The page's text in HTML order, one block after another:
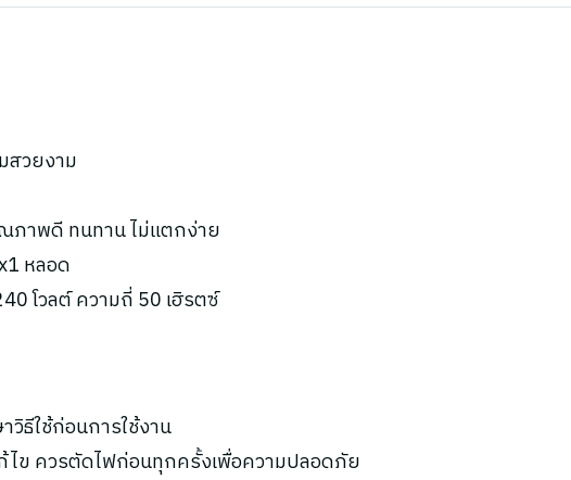
สวยงาม
ภาพดี ทนทาน ไม่แตกง่าย
หลอด
โวลต์ ความถี่ 50 เฮิรตซ์
วิธีใช้ก่อนการใช้งาน
ข ควรตัดไฟก่อนทุกครั้งเพื่อความปลอดภัย